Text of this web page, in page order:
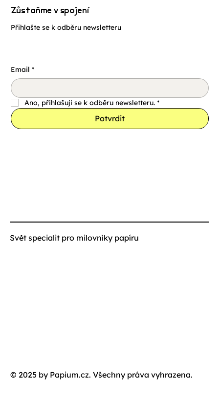
Svět specialit pro milovníky papíru
© 2025 by Papium.cz. Všechny práva vyhrazena.
Zůstaňme v spojení
Přihlašte se k odběru newsletteru
Email *
Ano, přihlašuji se k odběru newsletteru. *
Potvrdit